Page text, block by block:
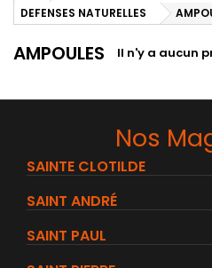
DEFENSES NATURELLES
AMPOULES Il n'y a aucun
Nos
SAINTE CLOTILDE
SAINT ANDRÉ
SAINT PAUL